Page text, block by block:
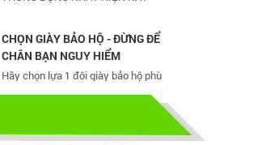
CHỌN GIÀY BẢO HỘ - ĐỪNG ĐỂ
Hãy chọn lựa 1 đôi giày bảo hộ phù
hợp nhé
TỦ ĐỰNG HÓA CHẤT CÓ LỌC HẤP
THU